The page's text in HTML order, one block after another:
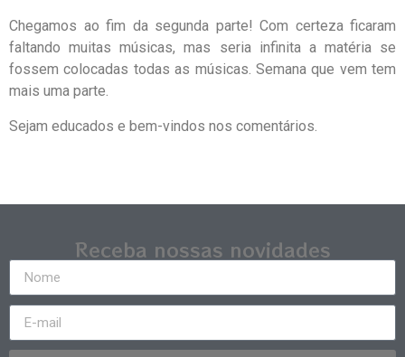
Chegamos ao fim da segunda parte! Com certeza ficaram
faltando muitas músicas, mas seria infinita a matéria se
fossem colocadas todas as músicas. Semana que vem tem
mais uma parte.
Sejam educados e bem-vindos nos comentários.
Receba nossas novidades